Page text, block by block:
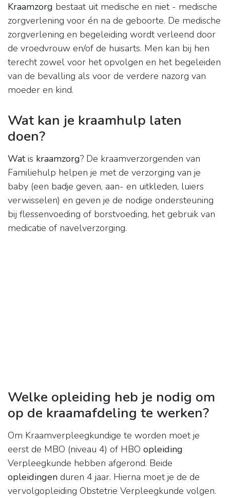
Kraamzorg bestaat uit medische en niet - medische
zorgverlening voor én na de geboorte. De medische
zorgverlening en begeleiding wordt verleend door
de vroedvrouw en/of de huisarts. Men kan bij hen
terecht zowel voor het opvolgen en het begeleiden
van de bevalling als voor de verdere nazorg van
moeder en kind.
Wat kan je kraamhulp laten
doen?
Watis kraamzorg? De kraamverzorgenden van
Familiehulp helpen je met de verzorging van je
baby (een badje geven, aan- en uitkleden, luiers
verwisselen) en geven je de nodige ondersteuning
bij flessenvoeding of borstvoeding, het gebruik van
medicatie of navelverzorging.
Welke opleiding heb je nodig om
op de kraamafdeling te werken?
Om Kraamverpleegkundige te worden moet je
eerst de MBO (niveau 4) of HBO opleiding
Verpleegkunde hebben afgerond. Beide
opleidingen duren 4 jaar. Hierna moet je de de
vervolgopleiding Obstetrie Verpleegkunde volgen.